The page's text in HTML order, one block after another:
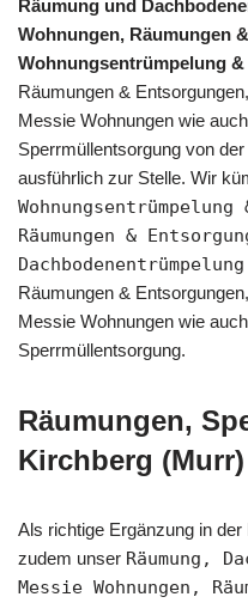
Räumung und
Wohnungen, Räumungen
Wohnungsentrümpelung
Räumungen &
Messie Wohnungen wie
Sperrmüllentsorgung von
ausführlich zur Stelle. Wir
Räumungen &
Räumungen &
Messie Wohnungen wie
Sperrmüllentsorgung.
Räumungen,
Kirchberg (Murr)
Als richtige Ergänzung in
zudem unser Räumung,
Messie Wohnungen,